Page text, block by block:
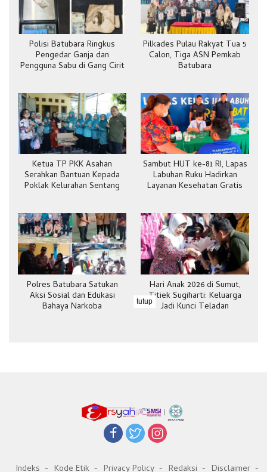
Polisi Batubara Ringkus
Pengedar Ganja dan
Pengguna Sabu di Gang Cirit
Pilkades Pulau Rakyat Tua 5
Calon, Tiga ASN Pemkab
Batubara
Ketua TP PKK Asahan
Serahkan Bantuan Kepada
Poklak Kelurahan Sentang
Sambut HUT ke-81 RI, Lapas
Labuhan Ruku Hadirkan
Layanan Kesehatan Gratis
Polres Batubara Satukan
Aksi Sosial dan Edukasi
Bahaya Narkoba
Hari Anak 2026 di Sumut,
Titiek Sugiharti: Keluarga
Jadi Kunci Teladan
tutup